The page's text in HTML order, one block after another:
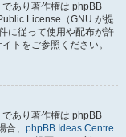
であり著作権は phpBB
License（GNU が提
に従って使用や配布が許
トをご参照ください。
あり著作権は phpBB
、 phpBB Ideas Centre